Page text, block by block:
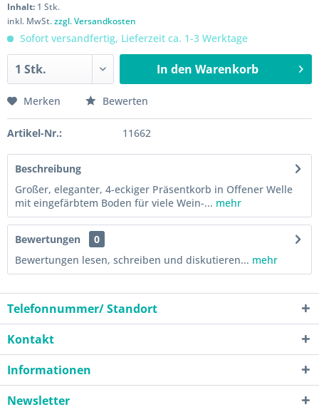
Inhalt: 1 Stk.
inkl. MwSt.zzgl. Versandkosten
Sofort versandfertig, Lieferzeit ca. 1-3 Werktage
In den Warenkorb
Merken Bewerten
Artikel-Nr.: 11662
Beschreibung
Großer, eleganter, 4-eckiger Präsentkorb in Offener Welle
mit eingefärbtem Boden für viele Wein-... mehr
Bewertungen
0
Bewertungen lesen, schreiben und diskutieren... mehr
Telefonnummer/ Standort
Kontakt
Informationen
Newsletter